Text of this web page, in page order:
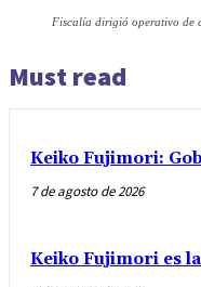
Fiscalía dirigió operativo de
Must read
Keiko Fujimori:
7 de agosto de 2026
Keiko Fujimori es